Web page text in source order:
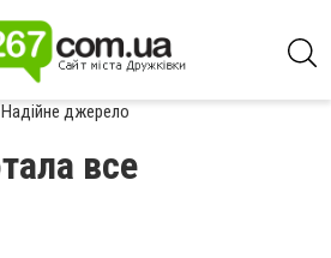
Надійне джерело
все